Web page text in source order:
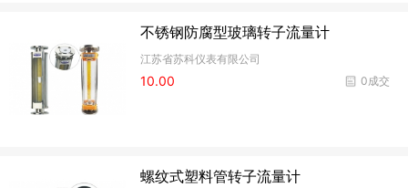
不锈钢防腐型玻璃转子流量计
江苏省苏科仪表有限公司
0成交
10.00
螺纹式塑料管转子流量计